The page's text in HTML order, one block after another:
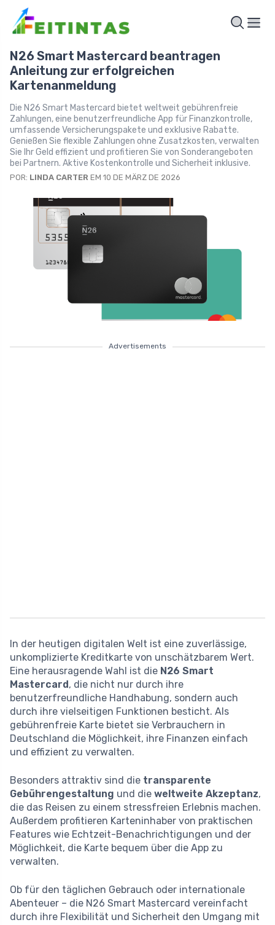
N26 Smart Mastercard beantragen
Anleitung zur erfolgreichen
Kartenanmeldung
Die N26 Smart Mastercard bietet weltweit gebührenfreie
Zahlungen, eine benutzerfreundliche App für Finanzkontrolle,
umfassende Versicherungspakete und exklusive Rabatte.
Genießen Sie flexible Zahlungen ohne Zusatzkosten, verwalten
Sie Ihr Geld effizient und profitieren Sie von Sonderangeboten
bei Partnern. Aktive Kostenkontrolle und Sicherheit inklusive.
POR: LINDA CARTER EM 10 DE MÄRZ DE 2026
Advertisements
In der heutigen digitalen Welt ist eine zuverlässige,
unkomplizierte Kreditkarte von unschätzbarem Wert.
Eine herausragende Wahl ist die N26 Smart
Mastercard, die nicht nur durch ihre
benutzerfreundliche Handhabung, sondern auch
durch ihre vielseitigen Funktionen besticht. Als
gebührenfreie Karte bietet sie Verbrauchern in
Deutschland die Möglichkeit, ihre Finanzen einfach
und effizient zu verwalten.
Besonders attraktiv sind die transparente
Gebührengestaltung und die weltweite Akzeptanz,
die das Reisen zu einem stressfreien Erlebnis machen.
Außerdem profitieren Karteninhaber von praktischen
Features wie Echtzeit-Benachrichtigungen und der
Möglichkeit, die Karte bequem über die App zu
verwalten.
Ob für den täglichen Gebrauch oder internationale
Abenteuer – die N26 Smart Mastercard vereinfacht
durch ihre Flexibilität und Sicherheit den Umgang mit